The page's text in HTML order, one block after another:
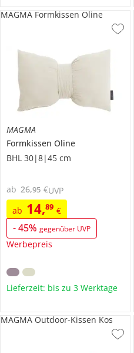
MAGMA
Formkissen Oline
BHL 30|8|45 cm
ab 14,89 €
-45% gegenüber UVP
Werbepreis
ab 26,95 €UVP
MAGMA Formkissen Oline
Lieferzeit: bis zu 3 Werktage
MAGMA Outdoor-Kissen Kos